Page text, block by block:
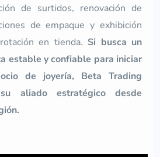
de surtidos, renovación de
de empaque y exhibición
en tienda. Si busca un
estable y confiable para iniciar
de joyería, Beta Trading
aliado estratégico desde